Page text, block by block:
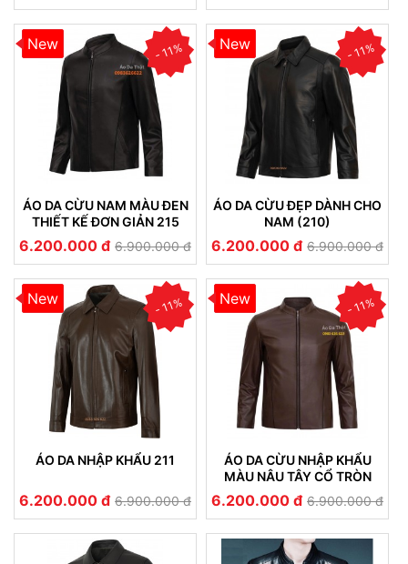
New - 11%
ÁO DA CỪU NAM MÀU ĐEN
THIẾT KẾ ĐƠN GIẢN 215
6.200.000 đ 6.900.000 đ
New - 11%
ÁO DA CỪU ĐẸP DÀNH CHO
NAM (210)
6.200.000 đ 6.900.000 đ
New - 11%
ÁO DA NHẬP KHẨU 211
6.200.000 đ 6.900.000 đ
New - 11%
ÁO DA CỪU NHẬP KHẨU
MÀU NÂU TÂY CỔ TRÒN
212
6.200.000 đ 6.900.000 đ